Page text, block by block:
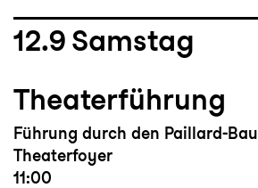
12.9 Samstag
Theaterführung
Führung durch den Paillard-Bau
Theaterfoyer
11:00